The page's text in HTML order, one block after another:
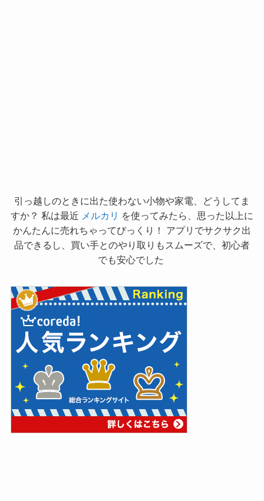
引っ越しのときに出た使わない小物や家電、どうしてま
すか？ 私は最近 メルカリ を使ってみたら、思った以上に
かんたんに売れちゃってびっくり！ アプリでサクサク出
品できるし、買い手とのやり取りもスムーズで、初心者
でも安心でした